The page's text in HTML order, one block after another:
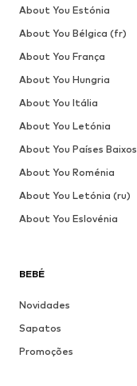
BEBÉ
Novidades
Sapatos
Promoções
About You Estónia
About You Bélgica (fr)
About You França
About You Hungria
About You Itália
About You Letónia
About You Países Baixos
About You Roménia
About You Letónia (ru)
About You Eslovénia